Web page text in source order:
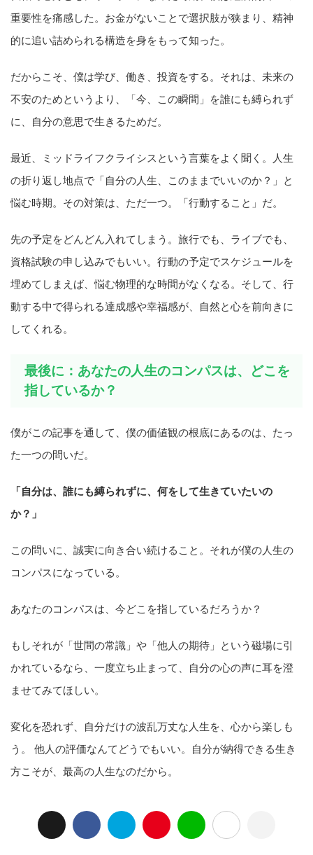
重要性を痛感した。お金がないことで選択肢が狭まり、精神
的に追い詰められる構造を身をもって知った。
だからこそ、僕は学び、働き、投資をする。それは、未来の
不安のためというより、「今、この瞬間」を誰にも縛られず
に、自分の意思で生きるためだ。
最近、ミッドライフクライシスという言葉をよく聞く。人生
の折り返し地点で「自分の人生、このままでいいのか？」と
悩む時期。その対策は、ただ一つ。「行動すること」だ。
先の予定をどんどん入れてしまう。旅行でも、ライブでも、
資格試験の申し込みでもいい。行動の予定でスケジュールを
埋めてしまえば、悩む物理的な時間がなくなる。そして、行
動する中で得られる達成感や幸福感が、自然と心を前向きに
してくれる。
最後に：あなたの人生のコンパスは、どこを
指しているか？
僕がこの記事を通して、僕の価値観の根底にあるのは、たっ
た一つの問いだ。
「自分は、誰にも縛られずに、何をして生きていたいの
か？」
この問いに、誠実に向き合い続けること。それが僕の人生の
コンパスになっている。
あなたのコンパスは、今どこを指しているだろうか？
もしそれが「世間の常識」や「他人の期待」という磁場に引
かれているなら、一度立ち止まって、自分の心の声に耳を澄
ませてみてほしい。
変化を恐れず、自分だけの波乱万丈な人生を、心から楽しも
う。 他人の評価なんてどうでもいい。自分が納得できる生き
方こそが、最高の人生なのだから。